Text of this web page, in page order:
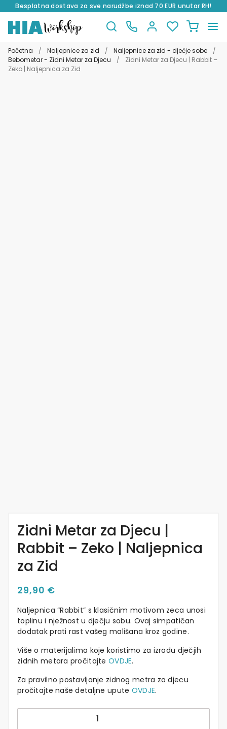
Besplatna dostava za sve narudžbe iznad 70 EUR unutar RH!
na
navigaciju
do
sadržaja
Početna / Naljepnice za zid / Naljepnice za zid - dječje sobe
/
Bebometar - Zidni Metar za Djecu
/
Zidni Metar za Djecu | Rabbit –
Zeko | Naljepnica za Zid
Zidni Metar za Djecu |
Rabbit – Zeko | Naljepnica
za Zid
29,90 €
Naljepnica “Rabbit” s klasičnim motivom zeca unosi
toplinu i nježnost u dječju sobu. Ovaj simpatičan
dodatak prati rast vašeg mališana kroz godine.
Više o materijalima koje koristimo za izradu dječjih
zidnih metara pročitajte OVDJE.
Za pravilno postavljanje zidnog metra za djecu
pročitajte naše detaljne upute OVDJE.